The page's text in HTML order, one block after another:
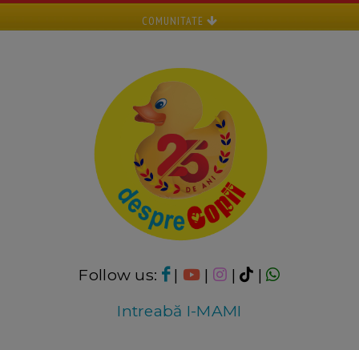
COMUNITATE
Follow us: | | |
|
Intreabă I-MAMI